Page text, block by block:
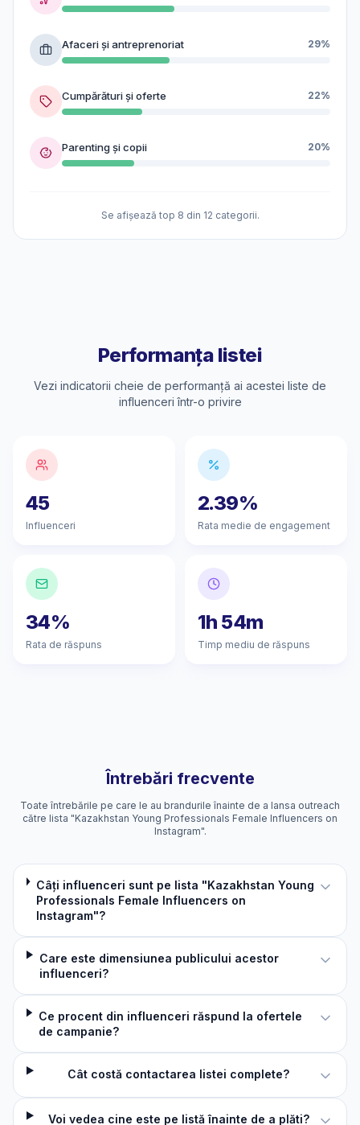
Afaceri și antreprenoriat 29%
Cumpărături și oferte 22%
Parenting și copii 20%
Se afișează top 8 din 12 categorii.
Performanța listei
Vezi indicatorii cheie de performanță ai acestei liste de
influenceri într-o privire
45
Influenceri
2.39%
Rata medie de engagement
34%
Rata de răspuns
1h 54m
Timp mediu de răspuns
Întrebări frecvente
Toate întrebările pe care le au brandurile înainte de a lansa outreach
către lista "Kazakhstan Young Professionals Female Influencers on
Instagram".
Câți influenceri sunt pe lista "Kazakhstan Young
Professionals Female Influencers on
Instagram"?
Care este dimensiunea publicului acestor
influenceri?
Ce procent din influenceri răspund la ofertele
de campanie?
Cât costă contactarea listei complete?
Voi vedea cine este pe listă înainte de a plăti?